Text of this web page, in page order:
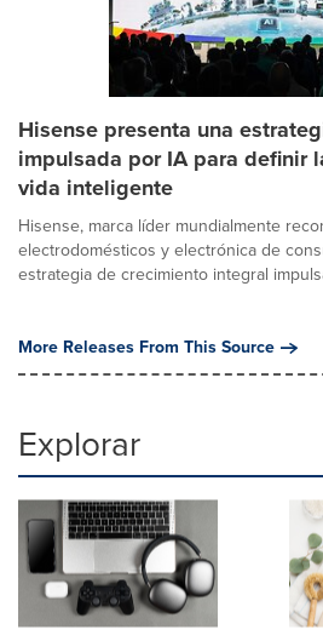
Hisense presenta una
impulsada por IA para definir
vida inteligente
Hisense, marca líder mundialmente
electrodomésticos y electrónica de
estrategia de crecimiento integral
More Releases From This Source
Explorar